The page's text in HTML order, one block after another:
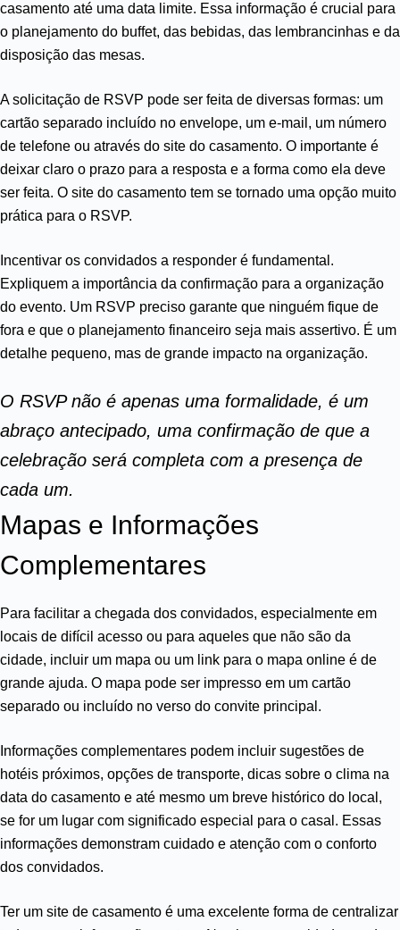
casamento até uma data limite. Essa informação é crucial para
o planejamento do buffet, das bebidas, das lembrancinhas e da
disposição das mesas.
A solicitação de RSVP pode ser feita de diversas formas: um
cartão separado incluído no envelope, um e-mail, um número
de telefone ou através do site do casamento. O importante é
deixar claro o prazo para a resposta e a forma como ela deve
ser feita. O site do casamento tem se tornado uma opção muito
prática para o RSVP.
Incentivar os convidados a responder é fundamental.
Expliquem a importância da confirmação para a organização
do evento. Um RSVP preciso garante que ninguém fique de
fora e que o planejamento financeiro seja mais assertivo. É um
detalhe pequeno, mas de grande impacto na organização.
O RSVP não é apenas uma formalidade, é um
abraço antecipado, uma confirmação de que a
celebração será completa com a presença de
cada um.
Mapas e Informações
Complementares
Para facilitar a chegada dos convidados, especialmente em
locais de difícil acesso ou para aqueles que não são da
cidade, incluir um mapa ou um link para o mapa online é de
grande ajuda. O mapa pode ser impresso em um cartão
separado ou incluído no verso do convite principal.
Informações complementares podem incluir sugestões de
hotéis próximos, opções de transporte, dicas sobre o clima na
data do casamento e até mesmo um breve histórico do local,
se for um lugar com significado especial para o casal. Essas
informações demonstram cuidado e atenção com o conforto
dos convidados.
Ter um site de casamento é uma excelente forma de centralizar